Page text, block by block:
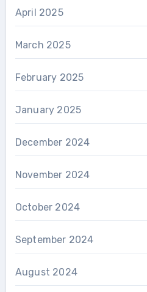
April 2025
March 2025
February 2025
January 2025
December 2024
November 2024
October 2024
September 2024
August 2024